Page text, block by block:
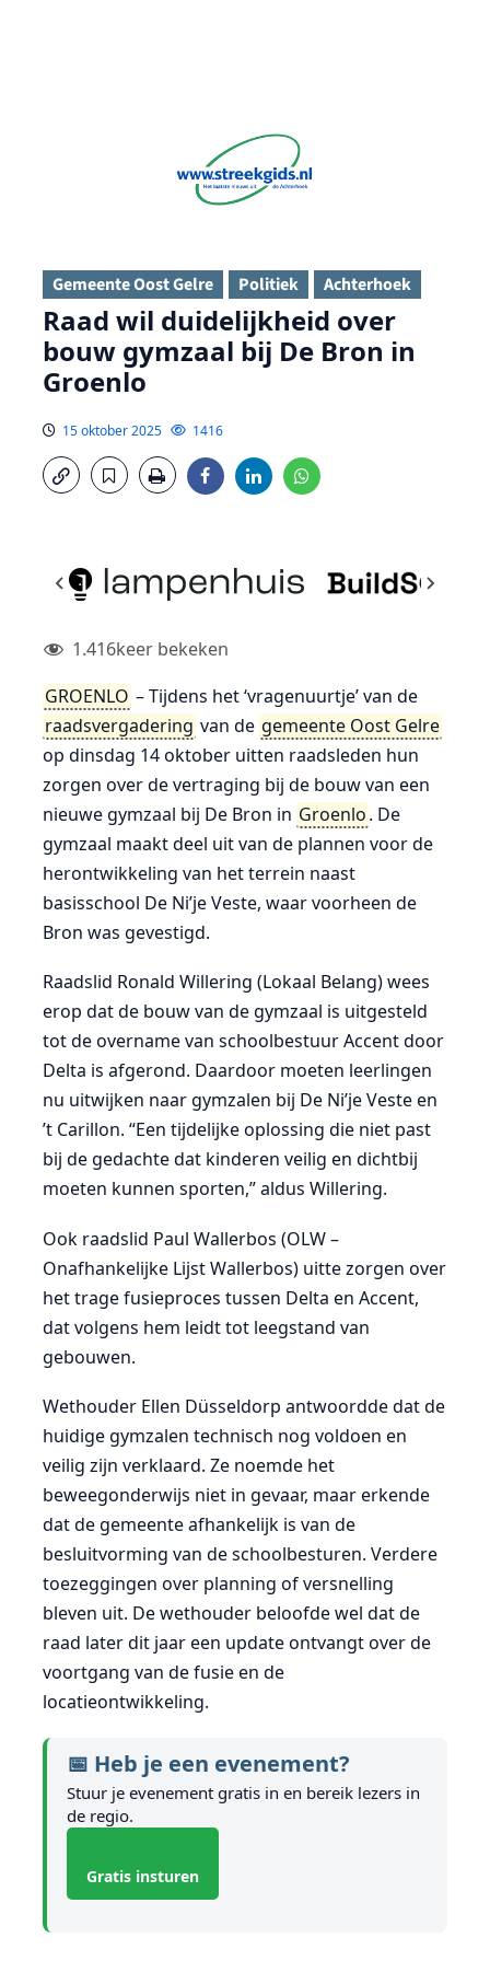
Gemeente Oost Gelre Politiek Achterhoek
Raad wil duidelijkheid over
bouw gymzaal bij De Bron in
Groenlo
15 oktober 2025 1416
1.416keer bekeken
GROENLO – Tijdens het ‘vragenuurtje’ van de
raadsvergadering van de gemeente Oost Gelre
op dinsdag 14 oktober uitten raadsleden hun
zorgen over de vertraging bij de bouw van een
nieuwe gymzaal bij De Bron in Groenlo. De
gymzaal maakt deel uit van de plannen voor de
herontwikkeling van het terrein naast
basisschool De Ni’je Veste, waar voorheen de
Bron was gevestigd.
Raadslid Ronald Willering (Lokaal Belang) wees
erop dat de bouw van de gymzaal is uitgesteld
tot de overname van schoolbestuur Accent door
Delta is afgerond. Daardoor moeten leerlingen
nu uitwijken naar gymzalen bij De Ni’je Veste en
’t Carillon. “Een tijdelijke oplossing die niet past
bij de gedachte dat kinderen veilig en dichtbij
moeten kunnen sporten,” aldus Willering.
Ook raadslid Paul Wallerbos (OLW –
Onafhankelijke Lijst Wallerbos) uitte zorgen over
het trage fusieproces tussen Delta en Accent,
dat volgens hem leidt tot leegstand van
gebouwen.
Wethouder Ellen Düsseldorp antwoordde dat de
huidige gymzalen technisch nog voldoen en
veilig zijn verklaard. Ze noemde het
beweegonderwijs niet in gevaar, maar erkende
dat de gemeente afhankelijk is van de
besluitvorming van de schoolbesturen. Verdere
toezeggingen over planning of versnelling
bleven uit. De wethouder beloofde wel dat de
raad later dit jaar een update ontvangt over de
voortgang van de fusie en de
locatieontwikkeling.
📅 Heb je een evenement?
Stuur je evenement gratis in en bereik lezers in
de regio.
Gratis insturen